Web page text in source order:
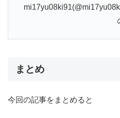
まとめ
今回の記事をまとめると